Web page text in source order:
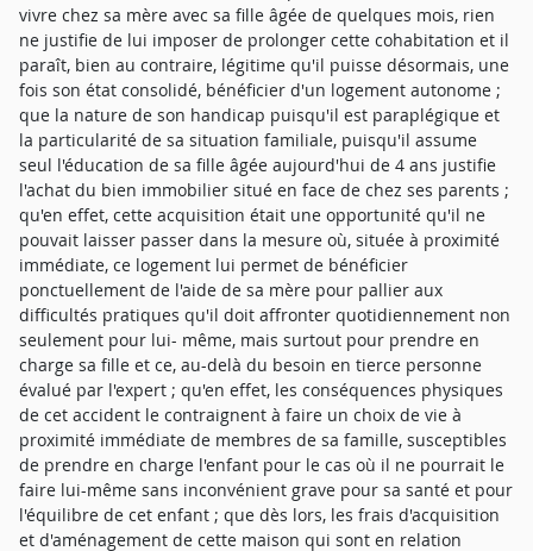
vivre chez sa mère avec sa fille âgée de quelques mois, rien
ne justifie de lui imposer de prolonger cette cohabitation et il
paraît, bien au contraire, légitime qu'il puisse désormais, une
fois son état consolidé, bénéficier d'un logement autonome ;
que la nature de son handicap puisqu'il est paraplégique et
la particularité de sa situation familiale, puisqu'il assume
seul l'éducation de sa fille âgée aujourd'hui de 4 ans justifie
l'achat du bien immobilier situé en face de chez ses parents ;
qu'en effet, cette acquisition était une opportunité qu'il ne
pouvait laisser passer dans la mesure où, située à proximité
immédiate, ce logement lui permet de bénéficier
ponctuellement de l'aide de sa mère pour pallier aux
difficultés pratiques qu'il doit affronter quotidiennement non
seulement pour lui- même, mais surtout pour prendre en
charge sa fille et ce, au-delà du besoin en tierce personne
évalué par l'expert ; qu'en effet, les conséquences physiques
de cet accident le contraignent à faire un choix de vie à
proximité immédiate de membres de sa famille, susceptibles
de prendre en charge l'enfant pour le cas où il ne pourrait le
faire lui-même sans inconvénient grave pour sa santé et pour
l'équilibre de cet enfant ; que dès lors, les frais d'acquisition
et d'aménagement de cette maison qui sont en relation